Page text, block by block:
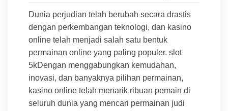
Dunia perjudian telah berubah secara drastis
dengan perkembangan teknologi, dan kasino
online telah menjadi salah satu bentuk
permainan online yang paling populer. slot
5kDengan menggabungkan kemudahan,
inovasi, dan banyaknya pilihan permainan,
kasino online telah menarik ribuan pemain di
seluruh dunia yang mencari permainan judi